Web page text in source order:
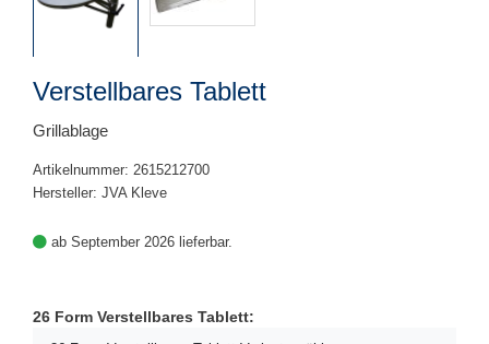
Verstellbares Tablett
Grillablage
Artikelnummer: 2615212700
Hersteller: JVA Kleve
ab September 2026 lieferbar.
26 Form Verstellbares Tablett: